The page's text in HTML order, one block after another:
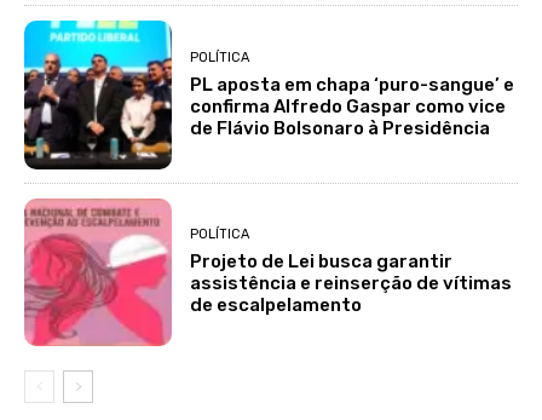
POLÍTICA
PL aposta em chapa ‘puro-sangue’ e
confirma Alfredo Gaspar como vice
de Flávio Bolsonaro à Presidência
POLÍTICA
Projeto de Lei busca garantir
assistência e reinserção de vítimas
de escalpelamento